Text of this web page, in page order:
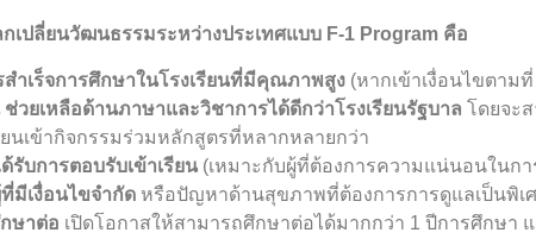
เปลี่ยนวัฒนธรรมระหว่างประเทศแบบ F-1 Program คือ
ำเร็จการศึกษาในโรงเรียนที่มีคุณภาพสูง (หากเข้าเงื่อนไขตาม
วยเหลือด้านภาษาและวิชาการได้ดีกว่าโรงเรียนรัฐบาล โดยจะ
นเข้ากิจกรรมร่วมหลักสูตรที่หลากหลายกว่า
รับการตอบรับเข้าเรียน (เหมาะกับผู้ที่ต้องการความแน่นอนในกา
มีเงื่อนไขจำกัด หรือปัญหาด้านสุขภาพที่ต้องการการดูแลเป็นพิเ
ษาต่อ เปิดโอกาสให้สามารถศึกษาต่อได้มากกว่า 1 ปีการศึกษา